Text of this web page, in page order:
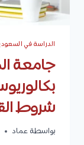
الدراسة في
جامعة
شروط
بواسطة عماد